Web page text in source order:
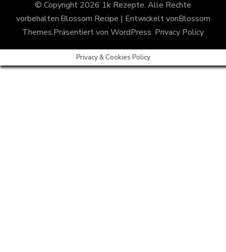
© Copyright 2026 1k Rezepte. Alle Rechte
vorbehalten.Blossom Recipe | Entwickelt vonBlossom
Themes.Präsentiert von WordPress. Privacy Policy
Privacy & Cookies Policy